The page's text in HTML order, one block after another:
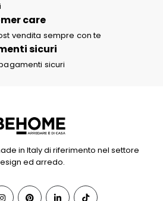
care
vendita sempre con te
sicuri
sicuri
in Italy di riferimento nel settore
ed arredo.